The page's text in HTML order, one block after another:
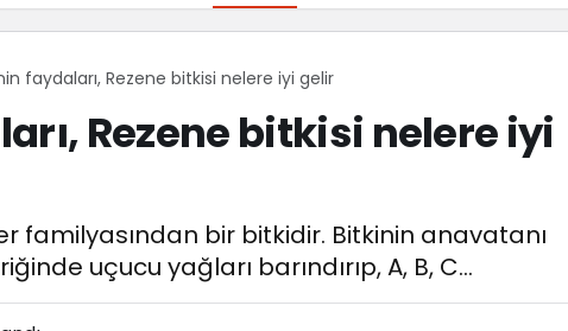
faydaları, Rezene bitkisi nelere iyi gelir
Rezene bitkisi nelere iyi
familyasından bir bitkidir. Bitkinin anavatanı
uçucu yağları barındırıp, A, B, C...